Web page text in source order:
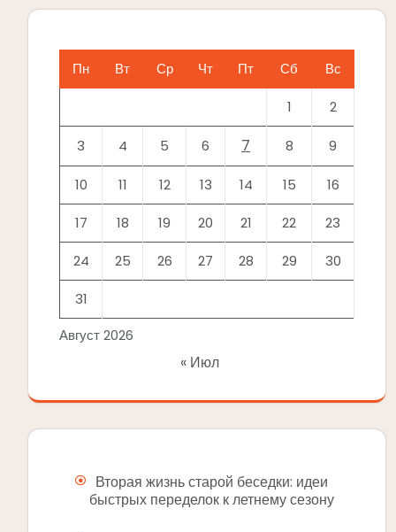
Август 2026
Пн Вт Ср Чт Пт Сб Вс
1 2
3 4 5 6 7 8 9
10 11 12 13 14 15 16
17 18 19 20 21 22 23
24 25 26 27 28 29 30
31
« Июл
Вторая жизнь старой беседки: идеи
быстрых переделок к летнему сезону